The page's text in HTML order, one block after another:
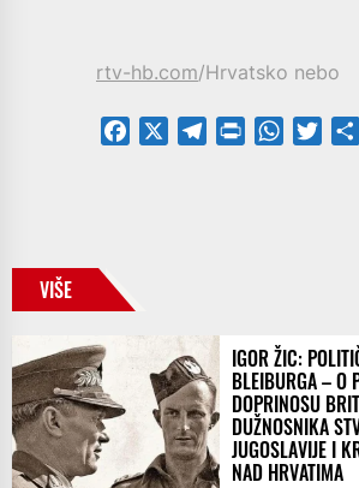
rtv-hb.com/Hrvatsko nebo
Facebook TelegramPrintFriendly
VIŠE
IGOR ŽIC:
BLEIBURGA – O
DOPRINOSU
DUŽNOSNIKA
JUGOSLAVIJE I
NAD HRVATIMA